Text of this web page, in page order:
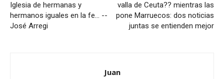
Iglesia de hermanas y
hermanos iguales en la fe… --
José Arregi
valla de Ceuta?? mientras las
pone Marruecos: dos noticias
juntas se entienden mejor
Juan